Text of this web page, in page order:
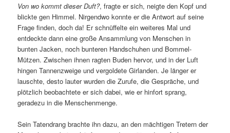
Von wo kommt dieser Duft?, fragte er sich, neigte den Kopf und
blickte gen Himmel. Nirgendwo konnte er die Antwort auf seine
Frage finden, doch da! Er schnüffelte ein weiteres Mal und
entdeckte dann eine große Ansammlung von Menschen in
bunten Jacken, noch bunteren Handschuhen und Bommel-
Mützen. Zwischen ihnen ragten Buden hervor, und in der Luft
hingen Tannenzweige und vergoldete Girlanden. Je länger er
lauschte, desto lauter wurden die Zurufe, die Gespräche, und
plötzlich beobachtete er sich dabei, wie er hinfort sprang,
geradezu in die Menschenmenge.
Sein Tatendrang brachte ihn dazu, an den mächtigen Tretern der